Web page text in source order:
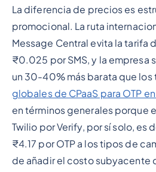
La diferencia de precios es
promocional. La ruta
Message Central evita la tarifa
₹0.025 por SMS, y la empresa
un 30-40% más barata que los
globales de CPaaS para OTP
en términos generales porque
Twilio por Verify, por sí solo, es
₹4.17 por OTP a los tipos de
de añadir el costo subyacente